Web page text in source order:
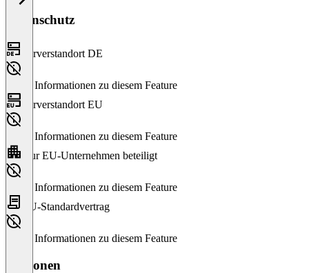
Datenschutz
Serverstandort DE
Keine Informationen zu diesem Feature
Serverstandort EU
Keine Informationen zu diesem Feature
Nur EU-Unternehmen beteiligt
Keine Informationen zu diesem Feature
EU-Standardvertrag
Keine Informationen zu diesem Feature
Versionen